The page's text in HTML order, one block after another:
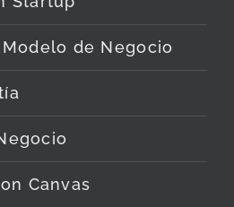
de Negocio
Canvas